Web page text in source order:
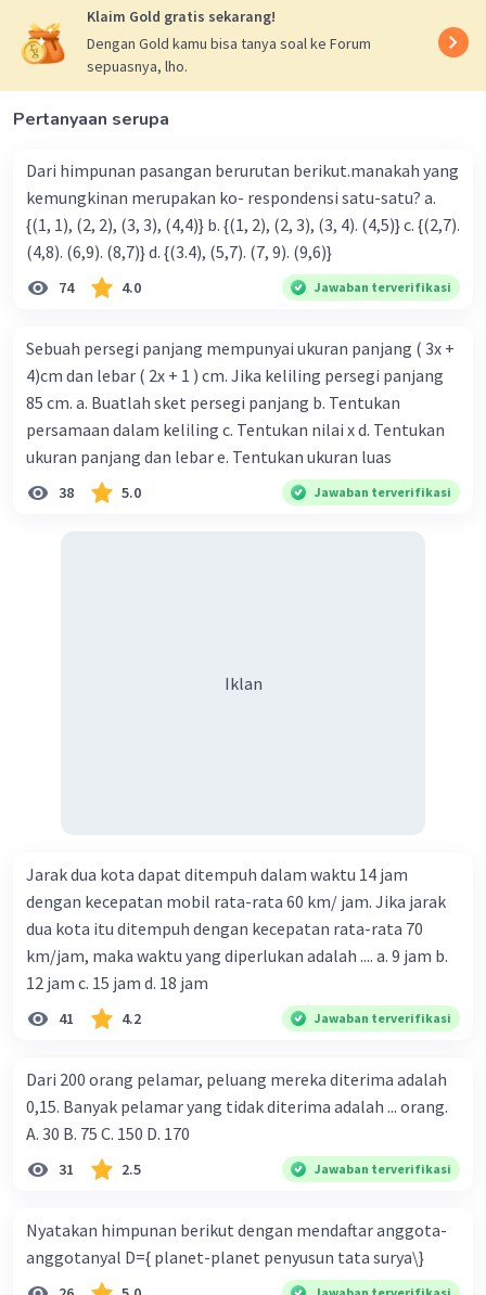
Klaim Gold gratis sekarang!
Dengan Gold kamu bisa tanya soal ke Forum
sepuasnya, lho.
Pertanyaan serupa
Dari himpunan pasangan berurutan berikut.manakah yang
kemungkinan merupakan ko- respondensi satu-satu? a.
{(1, 1), (2, 2), (3, 3), (4,4)} b. {(1, 2), (2, 3), (3, 4). (4,5)} c. {(2,7).
(4,8). (6,9). (8,7)} d. {(3.4), (5,7). (7, 9). (9,6)}
74 4.0 Jawaban terverifikasi
Sebuah persegi panjang mempunyai ukuran panjang ( 3x +
4)cm dan lebar ( 2x + 1 ) cm. Jika keliling persegi panjang
85 cm. a. Buatlah sket persegi panjang b. Tentukan
persamaan dalam keliling c. Tentukan nilai x d. Tentukan
ukuran panjang dan lebar e. Tentukan ukuran luas
38 5.0 Jawaban terverifikasi
Iklan
Jarak dua kota dapat ditempuh dalam waktu 14 jam
dengan kecepatan mobil rata-rata 60 km/ jam. Jika jarak
dua kota itu ditempuh dengan kecepatan rata-rata 70
km/jam, maka waktu yang diperlukan adalah .... a. 9 jam b.
12 jam c. 15 jam d. 18 jam
41 4.2 Jawaban terverifikasi
Dari 200 orang pelamar, peluang mereka diterima adalah
0,15. Banyak pelamar yang tidak diterima adalah ... orang.
A. 30 B. 75 C. 150 D. 170
31 2.5 Jawaban terverifikasi
Nyatakan himpunan berikut dengan mendaftar anggota-
anggotanyal D={ planet-planet penyusun tata surya\}